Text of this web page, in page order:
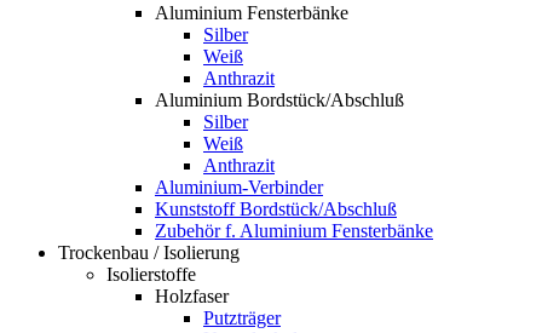
Aluminium Fensterbänke
Silber
Weiß
Anthrazit
Aluminium Bordstück/Abschluß
Silber
Weiß
Anthrazit
Aluminium-Verbinder
Kunststoff Bordstück/Abschluß
Zubehör f. Aluminium Fensterbänke
Trockenbau / Isolierung
Isolierstoffe
Holzfaser
Putzträger